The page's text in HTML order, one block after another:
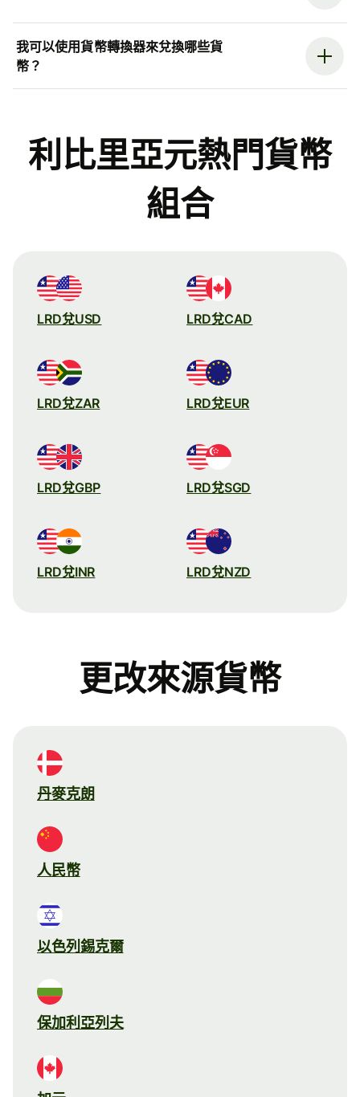
我可以使用貨幣轉換器來兌換哪些貨
幣？
利比里亞元熱門貨幣
組合
LRD兌USD LRD兌CAD
LRD兌ZAR LRD兌EUR
LRD兌GBP LRD兌SGD
LRD兌INR LRD兌NZD
更改來源貨幣
丹麥克朗
人民幣
以色列錫克爾
保加利亞列夫